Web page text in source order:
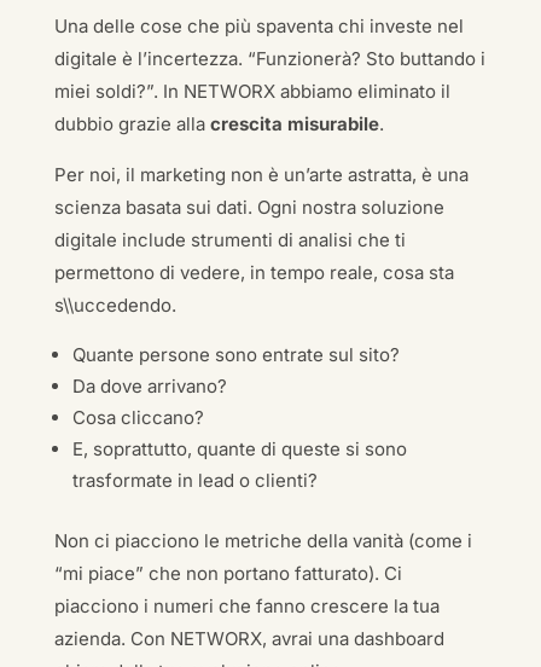
Una delle cose che più spaventa chi investe nel
digitale è l’incertezza. “Funzionerà? Sto buttando i
miei soldi?”. In NETWORX abbiamo eliminato il
dubbio grazie alla crescita misurabile.
Per noi, il marketing non è un’arte astratta, è una
scienza basata sui dati. Ogni nostra soluzione
digitale include strumenti di analisi che ti
permettono di vedere, in tempo reale, cosa sta
s\\uccedendo.
Quante persone sono entrate sul sito?
Da dove arrivano?
Cosa cliccano?
E, soprattutto, quante di queste si sono
trasformate in lead o clienti?
Non ci piacciono le metriche della vanità (come i
“mi piace” che non portano fatturato). Ci
piacciono i numeri che fanno crescere la tua
azienda. Con NETWORX, avrai una dashboard